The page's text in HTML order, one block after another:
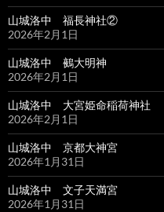
山城洛中 福長神社②
2026年2月1日
山城洛中 鵺大明神
2026年2月1日
山城洛中 大宮姫命稲荷神社
2026年2月1日
山城洛中 京都大神宮
2026年1月31日
山城洛中 文子天満宮
2026年1月31日